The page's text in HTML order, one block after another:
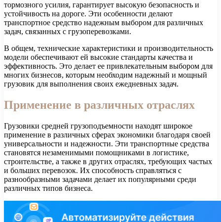
тормозного усилия, гарантирует высокую безопасность и
устойчивость на дороге. Эти особенности делают
транспортное средство надежным выбором для различных
задач, связанных с грузоперевозками.
В общем, технические характеристики и производительность
модели обеспечивают ей высокие стандарты качества и
эффективность. Это делает ее привлекательным выбором для
многих бизнесов, которым необходим надежный и мощный
грузовик для выполнения своих ежедневных задач.
Применение в различных отраслях
Грузовики средней грузоподъемности находят широкое
применение в различных сферах экономики благодаря своей
универсальности и надежности. Эти транспортные средства
становятся незаменимыми помощниками в логистике,
строительстве, а также в других отраслях, требующих частых
и больших перевозок. Их способность справляться с
разнообразными задачами делает их популярными среди
различных типов бизнеса.